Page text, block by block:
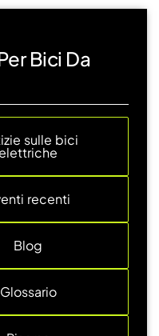
Bici Da
sulle bici
recenti
Blog
Glossario